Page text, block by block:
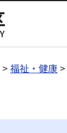
>福祉・健康>